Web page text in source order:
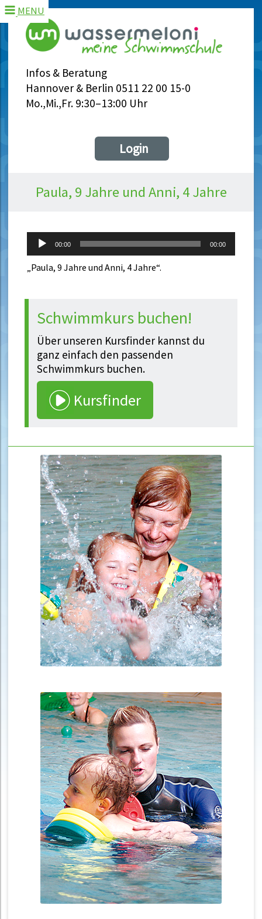
Infos & Beratung
Hannover & Berlin 0511 22 00 15-0
Mo.,Mi.,Fr. 9:30–13:00 Uhr
MENU
Login
Paula, 9 Jahre und Anni, 4 Jahre
Audio-
Player
00:00 00:00
„Paula, 9 Jahre und Anni, 4 Jahre“.
Schwimmkurs buchen!
Über unseren Kursfinder kannst du
ganz einfach den passenden
Schwimmkurs buchen.
Kursfinder